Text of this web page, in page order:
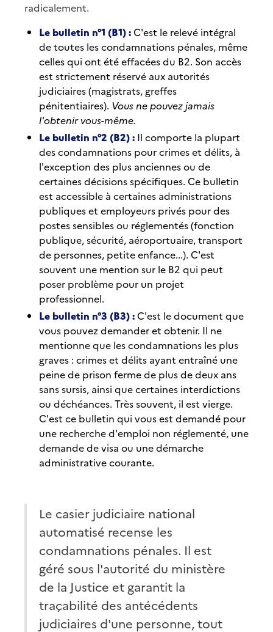
radicalement.
Le bulletin n°1 (B1) :C'est le relevé intégral
de toutes les condamnations pénales, même
celles qui ont été effacées du B2. Son accès
est strictement réservé aux autorités
judiciaires (magistrats, greffes
pénitentiaires). Vous ne pouvez jamais
l'obtenir vous-même.
Le bulletin n°2 (B2) : Il comporte la plupart
des condamnations pour crimes et délits, à
l'exception des plus anciennes ou de
certaines décisions spécifiques. Ce bulletin
est accessible à certaines administrations
publiques et employeurs privés pour des
postes sensibles ou réglementés (fonction
publique, sécurité, aéroportuaire, transport
de personnes, petite enfance...). C'est
souvent une mention sur le B2 qui peut
poser problème pour un projet
professionnel.
Le bulletin n°3 (B3) :C'est le document que
vous pouvez demander et obtenir. Il ne
mentionne que les condamnations les plus
graves : crimes et délits ayant entraîné une
peine de prison ferme de plus de deux ans
sans sursis, ainsi que certaines interdictions
ou déchéances. Très souvent, il est vierge.
C'est ce bulletin qui vous est demandé pour
une recherche d'emploi non réglementé, une
demande de visa ou une démarche
administrative courante.
Le casier judiciaire national
automatisé recense les
condamnations pénales. Il est
géré sous l'autorité du ministère
de la Justice et garantit la
traçabilité des antécédents
judiciaires d'une personne, tout